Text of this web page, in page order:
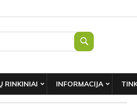
RINKINIAI INFORMACIJA